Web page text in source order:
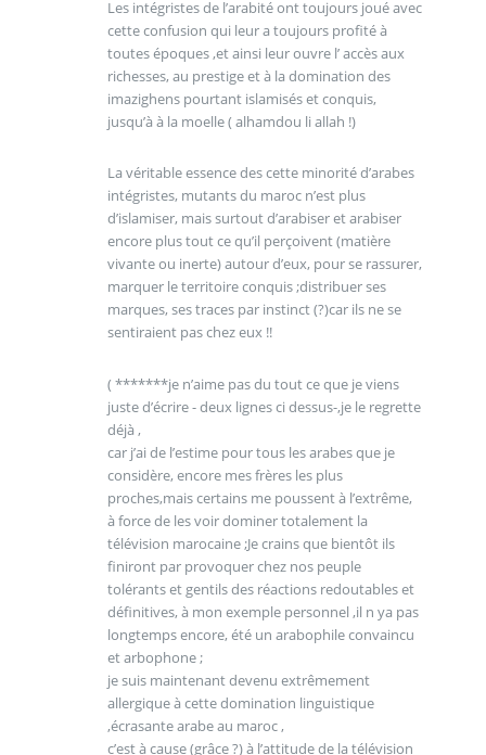
Les intégristes de l’arabité ont toujours joué avec
cette confusion qui leur a toujours profité à
toutes époques ,et ainsi leur ouvre l’ accès aux
richesses, au prestige et à la domination des
imazighens pourtant islamisés et conquis,
jusqu’à à la moelle ( alhamdou li allah !)
La véritable essence des cette minorité d’arabes
intégristes, mutants du maroc n’est plus
d’islamiser, mais surtout d’arabiser et arabiser
encore plus tout ce qu’il perçoivent (matière
vivante ou inerte) autour d’eux, pour se rassurer,
marquer le territoire conquis ;distribuer ses
marques, ses traces par instinct (?)car ils ne se
sentiraient pas chez eux !!
( *******je n’aime pas du tout ce que je viens
juste d’écrire - deux lignes ci dessus-,je le regrette
déjà ,
car j’ai de l’estime pour tous les arabes que je
considère, encore mes frères les plus
proches,mais certains me poussent à l’extrême,
à force de les voir dominer totalement la
télévision marocaine ;Je crains que bientôt ils
finiront par provoquer chez nos peuple
tolérants et gentils des réactions redoutables et
définitives, à mon exemple personnel ,il n ya pas
longtemps encore, été un arabophile convaincu
et arbophone ;
je suis maintenant devenu extrêmement
allergique à cette domination linguistique
,écrasante arabe au maroc ,
c’est à cause (grâce ?) à l’attitude de la télévision